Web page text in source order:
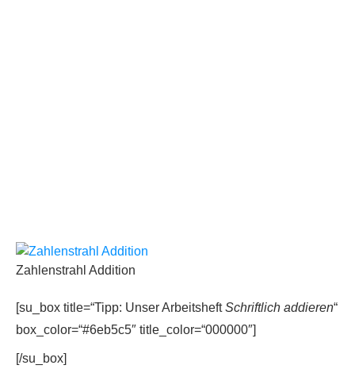
Zahlenstrahl Addition
[su_box title=“Tipp: Unser ArbeitsheftSchriftlich addieren“
box_color=“#6eb5c5″ title_color=“000000″]
[/su_box]